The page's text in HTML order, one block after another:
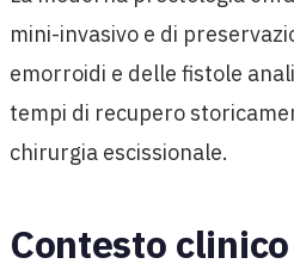
mini-invasivo e di
emorroidi e delle fistole
tempi di recupero
chirurgia escissionale.
Contesto clinico